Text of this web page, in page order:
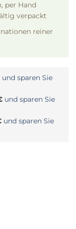
per Hand
verpackt
reiner
und sparen Sie
und sparen Sie
und sparen Sie